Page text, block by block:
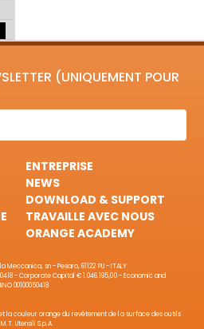
(UNIQUEMENT POUR
ENTREPRISE
NEWS
DOWNLOAD & SUPPORT
TRAVAILLE AVEC NOUS
ORANGE ACADEMY
Meccanica, sn - Pesaro, 61122 PU - ITALY
- Corporate Capital € 1.046.195,00 - Economic and
00100050418
et la couleur orange du revêtement de la surface des outils
Utensili S.p.A.